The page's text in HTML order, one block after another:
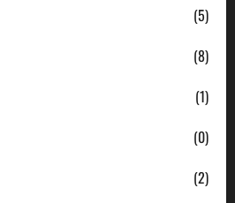
(5)
(8)
(1)
(0)
(2)